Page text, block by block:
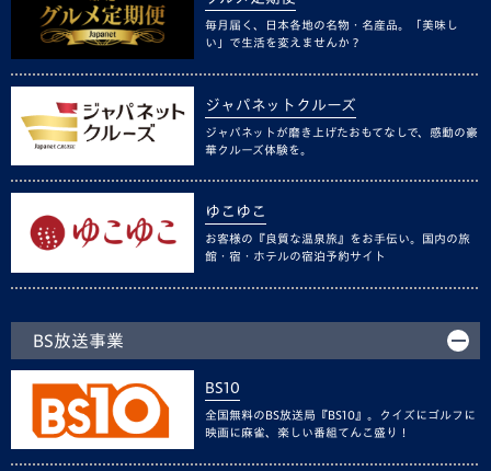
毎月届く、日本各地の名物・名産品。「美味し
い」で生活を変えませんか？
ジャパネットクルーズ
ジャパネットが磨き上げたおもてなしで、感動の豪
華クルーズ体験を。
ゆこゆこ
お客様の『良質な温泉旅』をお手伝い。国内の旅
館・宿・ホテルの宿泊予約サイト
BS放送事業
BS10
全国無料のBS放送局『BS10』。クイズにゴルフに
映画に麻雀、楽しい番組てんこ盛り！